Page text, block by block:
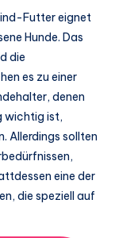
Futter eignet
Hunde. Das
die
es zu einer
denen
wichtig ist,
Allerdings sollten
eine der
die speziell auf